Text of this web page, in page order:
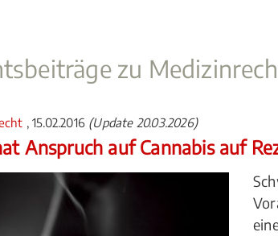
zu
, 15.02.2016 (Update 20.03.2026)
Anspruch auf Cannabis auf